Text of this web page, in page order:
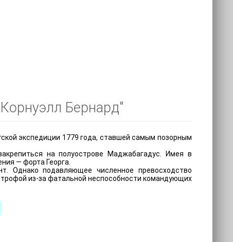
Бернард"
экспедиции 1779 года, ставшей самым позорным
на полуострове Маджабагадус. Имея в
— форта Георга.
Однако подавляющее численное превосходство
из-за фатальной неспособности командующих